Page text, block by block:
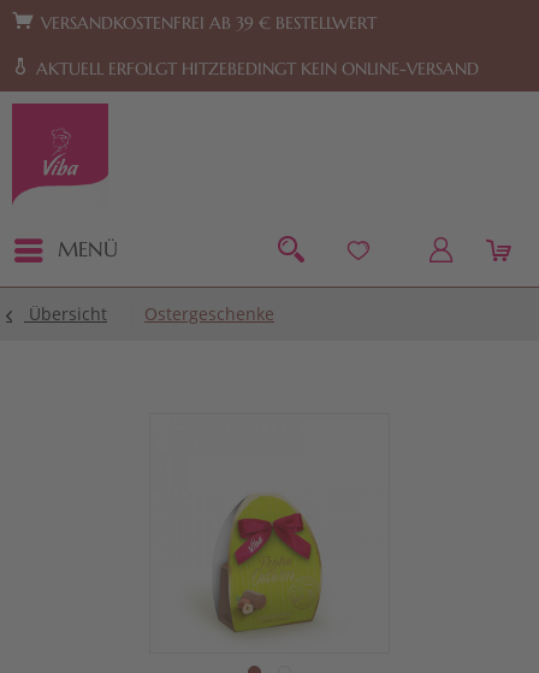
Zur Hauptnavigation springen Zum Footer springen
VERSANDKOSTENFREI AB 39 € BESTELLWERT
AKTUELL ERFOLGT HITZEBEDINGT KEIN ONLINE-VERSAND
MENÜ
Übersicht Ostergeschenke